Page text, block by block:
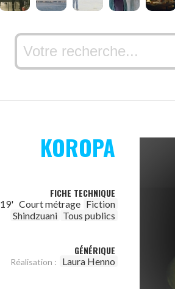
KOROPA
FICHE TECHNIQUE
19' Court métrage Fiction
Shindzuani Tous publics
GÉNÉRIQUE
Réalisation : Laura Henno